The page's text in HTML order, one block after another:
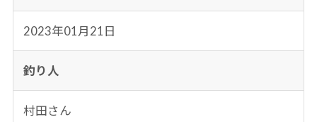
2023年01月21日
釣り人
村田さん